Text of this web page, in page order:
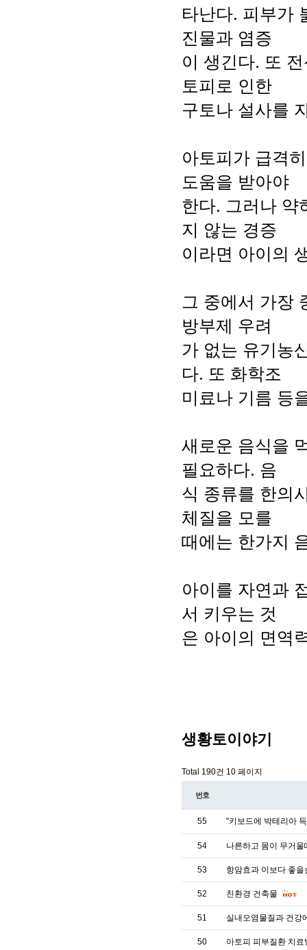
타난다. 피부가
진물과 염증
이 생긴다. 또
토피로 인한
구토나 설사를
아토피가 급격
도움을 받아야
한다. 그러나 약
지 않는 경증
이라면 아이의
그 중에서 가장
방부제 우려
가 없는 유기농
다. 또 화학조
미료나 기름 등
새로운 음식을
필요하다. 음
식 종류를 한의
체질을 모를
때에는 한가지
아이를 자연과
서 키우는 것
은 아이의 면역
생황토이야기
Total 190건 10 페이지
번호
55 "키보드에 박테리아
54 나른하고 몸이 무거
53 항암효과 이보다 좋
52 친환경 건축물
51 실내오염물질과 건강
50 아토피 피부질환 치